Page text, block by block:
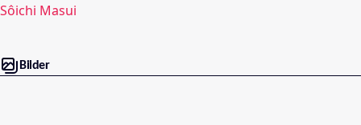
Sôichi Masui
Bilder